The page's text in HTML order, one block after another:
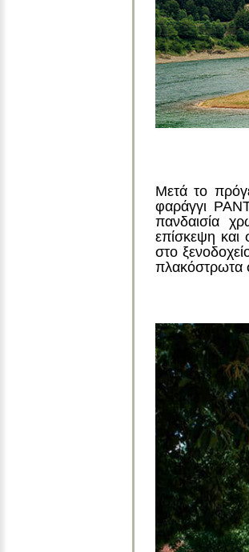
Μετά το
φαράγγι
πανδαισία
επίσκεψη
στο
πλακόστρωτα